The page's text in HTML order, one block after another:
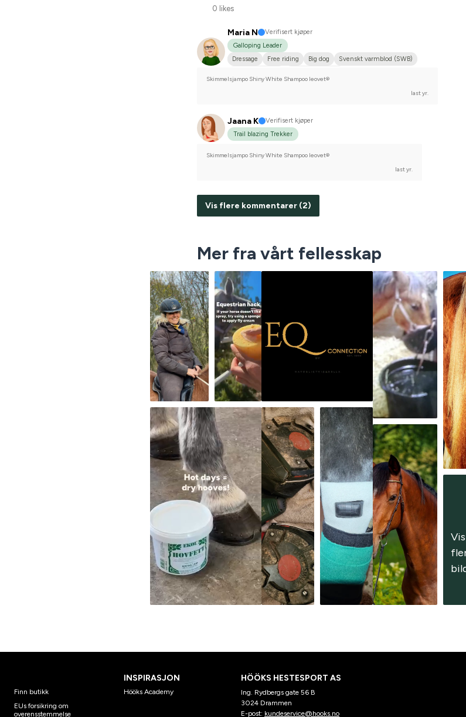
0 likes
Maria N
Verifisert kjøper
Galloping Leader
Dressage
Free riding Big dog
Svenskt varmblod (SWB)
Skimmelsjampo Shiny White Shampoo leovet®
last yr.
Jaana K
Verifisert kjøper
Trail blazing Trekker
Skimmelsjampo Shiny White Shampoo leovet®
last yr.
Vis flere kommentarer (2)
Mer fra vårt fellesskap
Vis
Finn butikk
EUs forsikring om
overensstemmelse
INSPIRASJON
Hööks Academy
HÖÖKS HESTESPORT AS
Ing. Rydbergs gate 56 B
3024 Drammen
E-post: kundeservice@hooks.no